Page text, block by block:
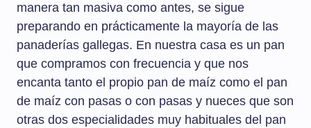
manera tan masiva como antes, se sigue
preparando en prácticamente la mayoría de las
panaderías gallegas. En nuestra casa es un pan
que compramos con frecuencia y que nos
encanta tanto el propio pan de maíz como el pan
de maíz con pasas o con pasas y nueces que son
otras dos especialidades muy habituales del pan